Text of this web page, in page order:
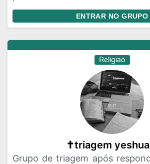
ENTRAR NO GRUPO
Religiao
✝️triagem
Grupo de triagem após